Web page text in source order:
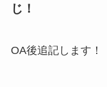
じ！
OA後追記します！